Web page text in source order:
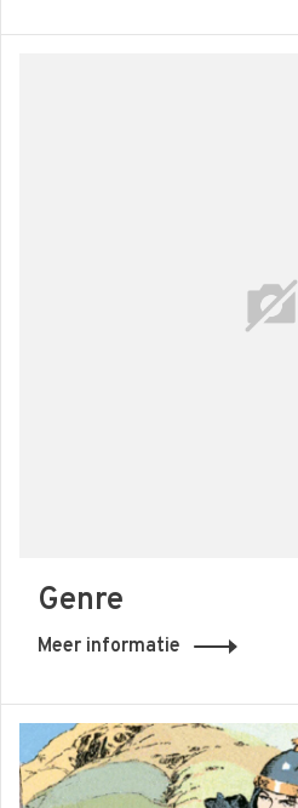
Genre
Meer informatie